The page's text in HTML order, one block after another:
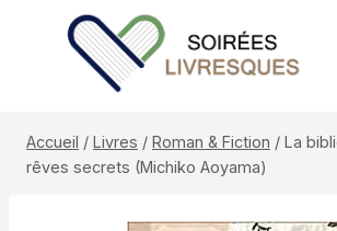
Accueil / Livres / Roman & Fiction / La
rêves secrets (Michiko Aoyama)